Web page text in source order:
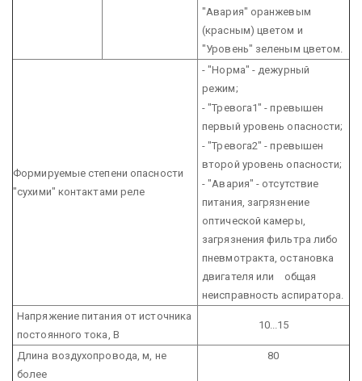
"Авария" оранжевым
(красным) цветом и
"Уровень" зеленым цветом.
Формируемые степени опасности
"сухими" контактами реле
- "Норма" - дежурный
режим;
- "Тревога1" - превышен
первый уровень опасности;
- "Тревога2" - превышен
второй уровень опасности;
- "Авария" - отсутствие
питания, загрязнение
оптической камеры,
загрязнения фильтра либо
пневмотракта, остановка
двигателя или общая
неисправность аспиратора.
Напряжение питания от источника
постоянного тока, В
10...15
Длина воздухопровода, м, не
более
80